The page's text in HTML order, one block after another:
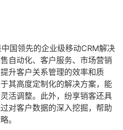
国领先的企业级移动CRM解决
自动化、客户服务、市场营销
升客户关系管理的效率和质
其高度定制化的解决方案，能
活调整。此外，纷享销客还具
对客户数据的深入挖掘，帮助
。